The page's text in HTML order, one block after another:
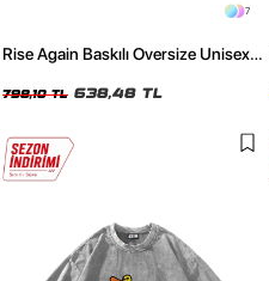
7
Rise Again Baskılı Oversize Unisex
798,10 TL 638,48 TL